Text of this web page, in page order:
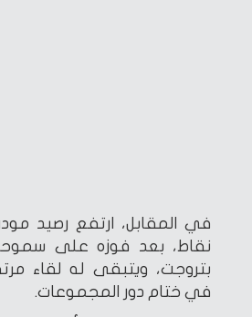
نقاط، بعد فوزه على
بتروجت، ويتبقى له لقاء
في ختام دور المجموعات.